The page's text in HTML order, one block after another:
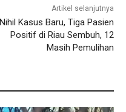
Artikel selanjutnya
Nihil Kasus Baru, Tiga Pasien
Positif di Riau Sembuh, 12
Masih Pemulihan